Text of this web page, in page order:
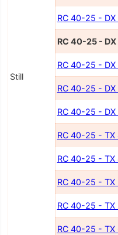
Still
RC 40-25 -
RC 40-25 -
RC 40-25 - DX
RC 40-25 - DX
RC 40-25 - DX
RC 40-25 - TX
RC 40-25 - TX
RC 40-25 - TX
RC 40-25 - TX
RC 40-25 - TX